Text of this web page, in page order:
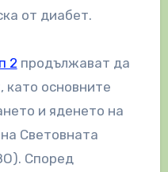
от диабет.
2 продължават да
като основните
и яденето на
Световната
Според